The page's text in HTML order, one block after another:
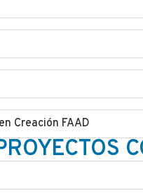
Creación FAAD